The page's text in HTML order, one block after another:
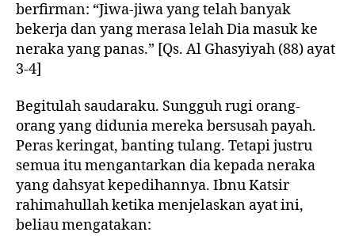
berfirman: “Jiwa-jiwa yang telah banyak
bekerja dan yang merasa lelah Dia masuk ke
neraka yang panas.” [Qs. Al Ghasyiyah (88) ayat
3-4]
Begitulah saudaraku. Sungguh rugi orang-
orang yang didunia mereka bersusah payah.
Peras keringat, banting tulang. Tetapi justru
semua itu mengantarkan dia kepada neraka
yang dahsyat kepedihannya. Ibnu Katsir
rahimahullah ketika menjelaskan ayat ini,
beliau mengatakan: